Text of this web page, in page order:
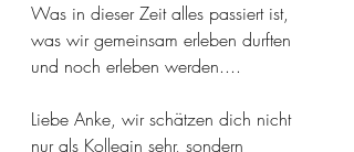
Was in dieser Zeit alles passiert ist,
was wir gemeinsam erleben durften
und noch erleben werden....
Liebe Anke, wir schätzen dich nicht
nur als Kollegin sehr, sondern